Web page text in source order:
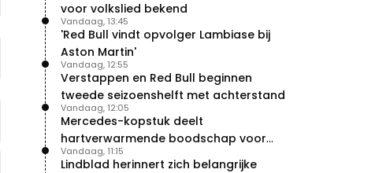
voor volkslied bekend
'Red Bull vindt opvolger Lambiase bij
Aston Martin'
Vandaag, 13:45
Verstappen en Red Bull beginnen
tweede seizoenshelft met achterstand
Vandaag, 12:55
Mercedes-kopstuk deelt
hartverwarmende boodschap voor
overstap naar Red Bull
Vandaag, 12:05
Lindblad herinnert zich belangrijke
Vandaag, 11:15